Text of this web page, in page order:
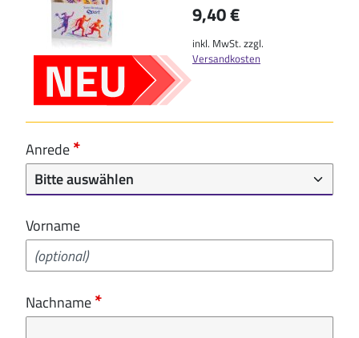
9,40 €
inkl. MwSt. zzgl.
Versandkosten
Anrede
Vorname
Nachname